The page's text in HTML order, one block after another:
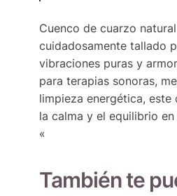
Cuenco de cuarzo
cuidadosamente tallado
vibraciones puras y
para terapias sonoras,
limpieza energética, este
la calma y el equilibrio
«
También te